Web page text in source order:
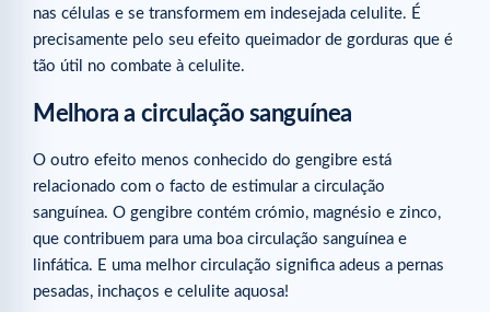
nas células e se transformem em indesejada celulite. É
precisamente pelo seu efeito queimador de gorduras que é
tão útil no combate à celulite.
Melhora a circulação sanguínea
O outro efeito menos conhecido do gengibre está
relacionado com o facto de estimular a circulação
sanguínea. O gengibre contém crómio, magnésio e zinco,
que contribuem para uma boa circulação sanguínea e
linfática. E uma melhor circulação significa adeus a pernas
pesadas, inchaços e celulite aquosa!